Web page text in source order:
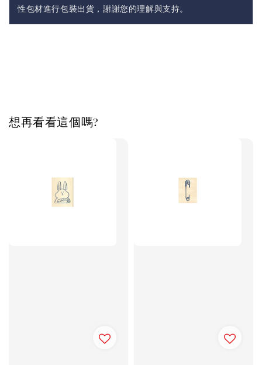
性包材進行包裝出貨，謝謝您的理解與支持。
想再看看這個嗎?